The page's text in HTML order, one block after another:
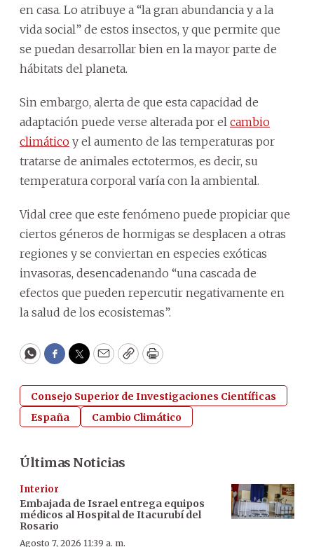
en casa. Lo atribuye a “la gran abundancia y a la
vida social” de estos insectos, y que permite que
se puedan desarrollar bien en la mayor parte de
hábitats del planeta.
Sin embargo, alerta de que esta capacidad de
adaptación puede verse alterada por el cambio
climático y el aumento de las temperaturas por
tratarse de animales ectotermos, es decir, su
temperatura corporal varía con la ambiental.
Vidal cree que este fenómeno puede propiciar que
ciertos géneros de hormigas se desplacen a otras
regiones y se conviertan en especies exóticas
invasoras, desencadenando “una cascada de
efectos que pueden repercutir negativamente en
la salud de los ecosistemas”.
WhatsApp
Facebook
Twitter
EmailCopyPrint
Consejo Superior de Investigaciones Científicas
España
Cambio Climático
Últimas Noticias
Interior
Embajada de Israel entrega equipos
médicos al Hospital de Itacurubí del
Rosario
Agosto 7, 2026 11:39 a. m.